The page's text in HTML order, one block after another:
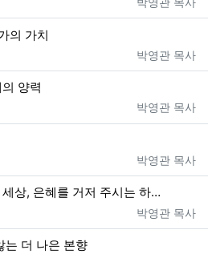
의 가치
등록자
박영관 목사
양력
등록자
박영관 목사
등록자
박영관 목사
상, 은혜를 거저 주시는 하…
등록자
박영관 목사
는 더 나은 본향